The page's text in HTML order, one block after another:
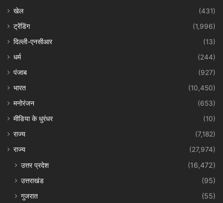
खेल
(431)
ट्रेंडिंग
(1,996)
दिल्ली-एनसीआर
(13)
धर्म
(244)
पंजाब
(927)
भारत
(10,450)
मनोरंजन
(653)
मीडिया के धुरंधर
(10)
राज्य
(7,182)
राज्य
(27,974)
उत्तर प्रदेश
(16,472)
उत्तराखंड
(95)
गुजरात
(55)